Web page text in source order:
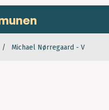
Michael Nørregaard - V